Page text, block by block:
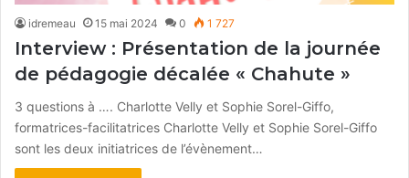
idremeau 15 mai 2024 0 1 727
Interview : Présentation de la journée
de pédagogie décalée « Chahute »
3 questions à …. Charlotte Velly et Sophie Sorel-Giffo,
formatrices-facilitatrices Charlotte Velly et Sophie Sorel-Giffo
sont les deux initiatrices de l’évènement…